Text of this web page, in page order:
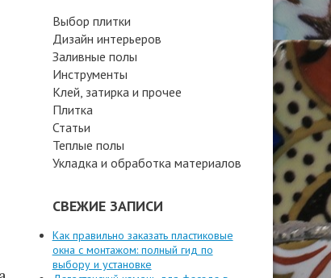
Выбор плитки
Дизайн интерьеров
Заливные полы
Инструменты
Клей, затирка и прочее
Плитка
Статьи
Теплые полы
Укладка и обработка материалов
СВЕЖИЕ ЗАПИСИ
Как правильно заказать пластиковые
окна с монтажом: полный гид по
выбору и установке